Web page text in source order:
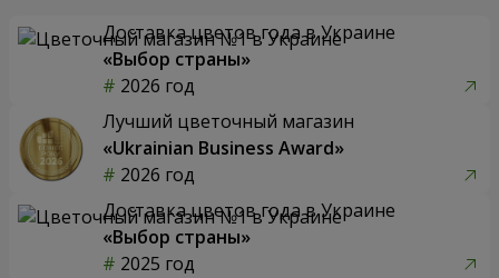
Доставка цветов года в Украине
«Выбор страны»
2026 год
Лучший цветочный магазин
«Ukrainian Business Award»
2026 год
Доставка цветов года в Украине
«Выбор страны»
2025 год